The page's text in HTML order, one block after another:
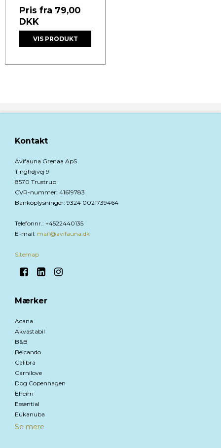
Pris fra 79,00
DKK
VIS PRODUKT
Kontakt
Avifauna Grenaa ApS
Tinghøjvej 9
8570 Trustrup
CVR-nummer: 41619783
Bankoplysninger: 9324 0021739464
Telefonnr. : +4522440135
E-mail: mail@avifauna.dk
Sitemap
Mærker
Acana
Akvastabil
B&B
Belcando
Calibra
Carnilove
Dog Copenhagen
Eheim
Essential
Eukanuba
Se mere